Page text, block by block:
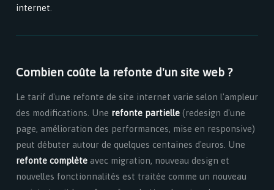
internet
Combien coûte la refonte d'un site web ?
Le tarif d'une refonte de site internet varie selon l'ampleur
des modifications. Une refonte partielle (redesign d'une
page, amélioration des performances, mise en responsive)
peut débuter autour de quelques centaines d'euros. Une
refonte complète avec migration, nouveau design et
nouvelles fonctionnalités est traitée comme un nouveau